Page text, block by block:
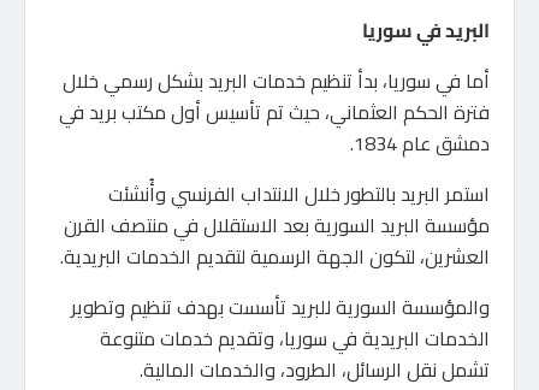
البريد في سوريا
أما في سوريا، بدأ تنظيم خدمات البريد بشكل رسمي خلال
فترة الحكم العثماني، حيث تم تأسيس أول مكتب بريد في
دمشق عام 1834.
استمر البريد بالتطور خلال الانتداب الفرنسي وأُنشئت
مؤسسة البريد السورية بعد الاستقلال في منتصف القرن
العشرين، لتكون الجهة الرسمية لتقديم الخدمات البريدية.
والمؤسسة السورية للبريد تأسست بهدف تنظيم وتطوير
الخدمات البريدية في سوريا، وتقديم خدمات متنوعة
تشمل نقل الرسائل، الطرود، والخدمات المالية.